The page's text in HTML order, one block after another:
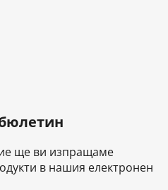
ще ви изпращаме
в нашия електронен